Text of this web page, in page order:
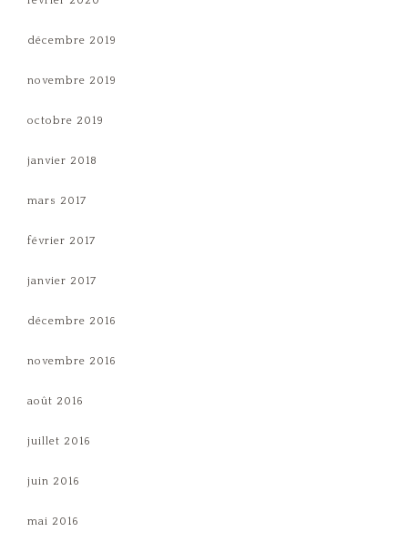
décembre 2019
novembre 2019
octobre 2019
janvier 2018
mars 2017
février 2017
janvier 2017
décembre 2016
novembre 2016
août 2016
juillet 2016
juin 2016
mai 2016